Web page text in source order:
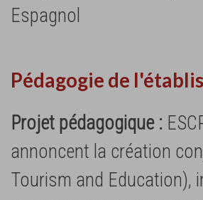
Espagnol
Pédagogie de
Projet pédagogique :
annoncent la création
Tourism and Education),